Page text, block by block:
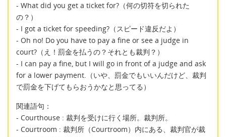
- What did you get a ticket for?（何の切符を切られた
の？）
- I got a ticket for speeding?（スピード違反だよ）
- Oh no! Do you have to pay a fine or see a judge in
court?（え！罰金を払うの？それとも裁判？）
- I can pay a fine, but I will go in front of a judge and ask
for a lower payment.（いや、罰金でもいいんだけど、裁判
で罰金を下げてもらおうかなと思ってる）
関連語句：
- Courthouse : 裁判を受けに行く場所。裁判所。
- Courtroom : 裁判所（Courtroom）内にある、裁判官が裁